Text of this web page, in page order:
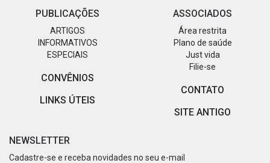
PUBLICAÇÕES
ARTIGOS
INFORMATIVOS
ESPECIAIS
CONVÊNIOS
LINKS ÚTEIS
ASSOCIADOS
Área restrita
Plano de saúde
Just vida
Filie-se
CONTATO
SITE ANTIGO
NEWSLETTER
Cadastre-se e receba novidades no seu e-mail